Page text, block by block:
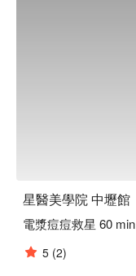
星醫美學院 中壢館
電漿痘痘救星 60 min
5 (2)